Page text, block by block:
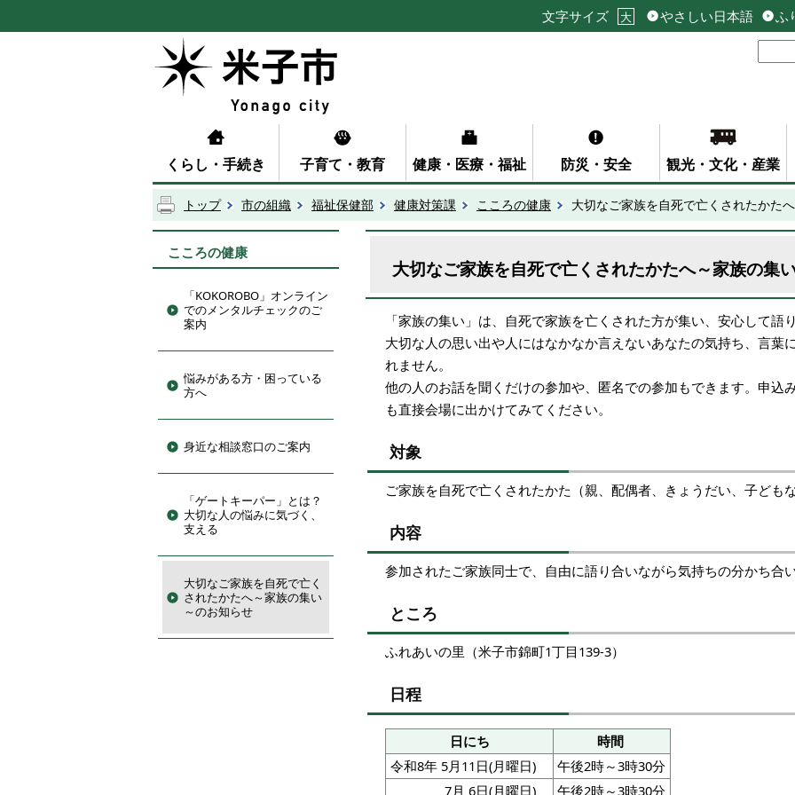
文字サイズ 大 やさしい日本語 ふ
くらし・手続き 子育て・教育 健康・医療・福祉 防災・安全 観光・文化・産業
トップ 市の組織 福祉保健部 健康対策課 こころの健康 大切なご家族を自死で亡くされたかた
こころの健康
「KOKOROBO」オンライン
でのメンタルチェックのご
案内
悩みがある方・困っている
方へ
身近な相談窓口のご案内
「ゲートキーパー」とは？
大切な人の悩みに気づく、
支える
大切なご家族を自死で亡く
されたかたへ～家族の集い
～のお知らせ
大切なご家族を自死で亡くされたかたへ～家族の集
「家族の集い」は、自死で家族を亡くされた方が集い、安心して語
大切な人の思い出や人にはなかなか言えないあなたの気持ち、言葉
れません。
他の人のお話を聞くだけの参加や、匿名での参加もできます。申込
も直接会場に出かけてみてください。
対象
ご家族を自死で亡くされたかた（親、配偶者、きょうだい、子どもな
内容
参加されたご家族同士で、自由に語り合いながら気持ちの分かち合い
ところ
ふれあいの里（米子市錦町1丁目139-3）
日程
日にち
時間
令和8年 5月11日(月曜日)
午後2時～3時30分
7月 6日(月曜日)
午後2時～3時30分